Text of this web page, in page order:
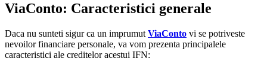
ViaConto: Caracteristici generale
Daca nu sunteti sigur ca un imprumut ViaConto vi se potriveste
nevoilor financiare personale, va vom prezenta principalele
caracteristici ale creditelor acestui IFN: